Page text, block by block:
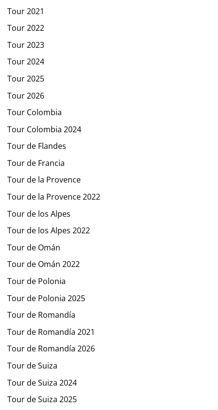
Tour 2021
Tour 2022
Tour 2023
Tour 2024
Tour 2025
Tour 2026
Tour Colombia
Tour Colombia 2024
Tour de Flandes
Tour de Francia
Tour de la Provence
Tour de la Provence 2022
Tour de los Alpes
Tour de los Alpes 2022
Tour de Omán
Tour de Omán 2022
Tour de Polonia
Tour de Polonia 2025
Tour de Romandía
Tour de Romandía 2021
Tour de Romandía 2026
Tour de Suiza
Tour de Suiza 2024
Tour de Suiza 2025